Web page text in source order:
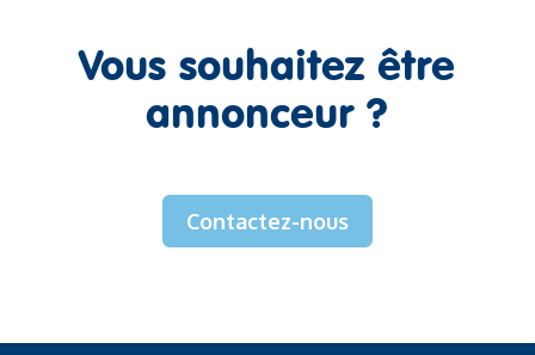
Vous souhaitez être
annonceur ?
Contactez-nous